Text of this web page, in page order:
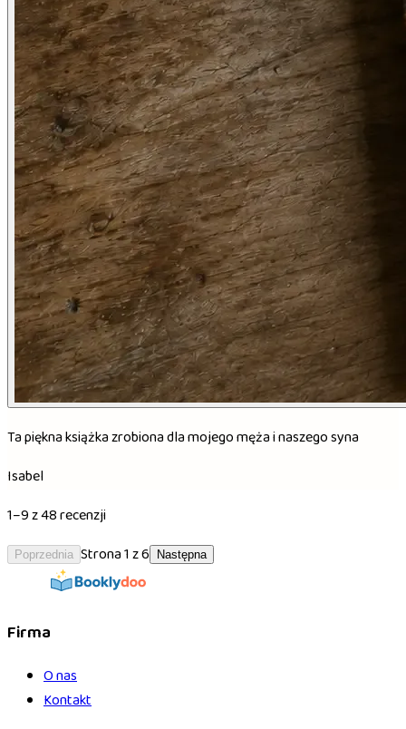
Ta piękna książka zrobiona dla mojego męża i naszego syna
Isabel
1–9 z 48 recenzji
Poprzednia Strona 1 z 6 Następna
Firma
O nas
Kontakt